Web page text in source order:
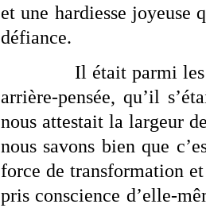
et une hardiesse joyeuse
défiance.
Il était parmi les
arrière-pensée, qu’il
nous attestait la largeur
nous savons bien que
force de transformation
pris conscience d’elle-